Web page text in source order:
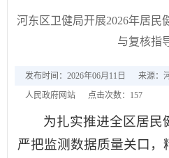
河东区卫健局开展2026年居民
与复核指
发布时间：2026年06月11日
来源：
人民政府网站
点击次数： 157
为扎实推进全区居民
严把监测数据质量关口，